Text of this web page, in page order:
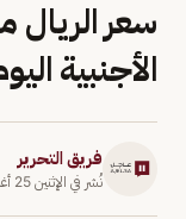
سعر الريال
الأجنبية اليوم
فريق التحرير
نُشر في الإثنين 25 أغسطس 2025